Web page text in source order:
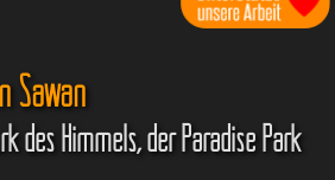
Sawan
des Himmels, der Paradise Park